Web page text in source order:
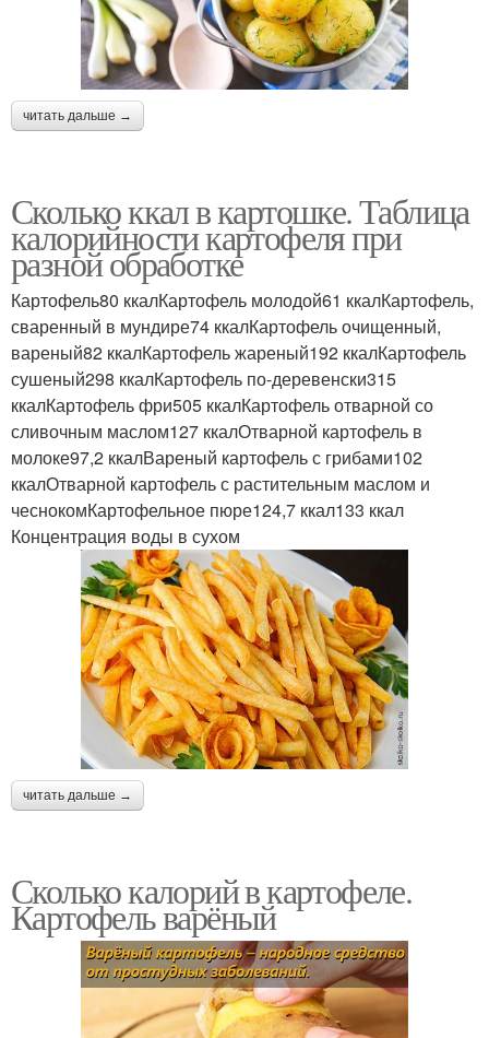
читать дальше →
Сколько ккал в картошке. Таблица
калорийности картофеля при
разной обработке
Картофель80 ккалКартофель молодой61 ккалКартофель,
сваренный в мундире74 ккалКартофель очищенный,
вареный82 ккалКартофель жареный192 ккалКартофель
сушеный298 ккалКартофель по-деревенски315
ккалКартофель фри505 ккалКартофель отварной со
сливочным маслом127 ккалОтварной картофель в
молоке97,2 ккалВареный картофель с грибами102
ккалОтварной картофель с растительным маслом и
чеснокомКартофельное пюре124,7 ккал133 ккал
Концентрация воды в сухом
читать дальше →
Сколько калорий в картофеле.
Картофель варёный